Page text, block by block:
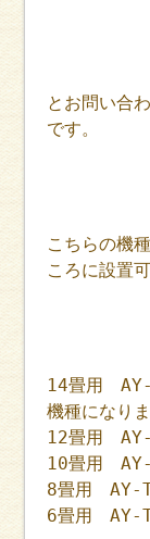
とお問い合
です。
こちらの機
ころに設置
14畳用
機種になり
12畳用
10畳用
8畳用 AY-
6畳用 AY-